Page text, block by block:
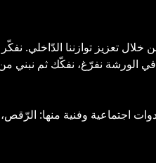
تعزيز توازننا الدّاخلي.
الورشة نفرّغ، نفكّك ثم نبني
اجتماعية وفنية منها: الرّقص،